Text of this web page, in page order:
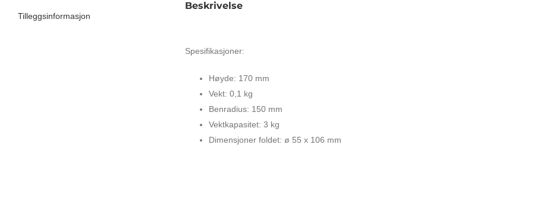
Tilleggsinformasjon
Beskrivelse
Spesifikasjoner:
Høyde: 170 mm
Vekt: 0,1 kg
Benradius: 150 mm
Vektkapasitet: 3 kg
Dimensjoner foldet: ø 55 x 106 mm